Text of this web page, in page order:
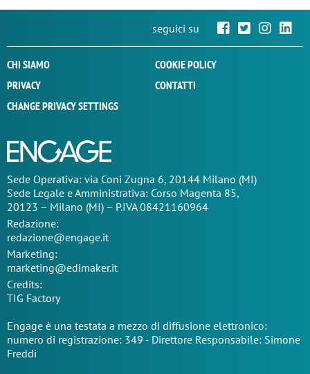
seguici su
CHI SIAMO
COOKIE POLICY
PRIVACY
CONTATTI
CHANGE PRIVACY SETTINGS
Sede Operativa: via Coni Zugna 6, 20144 Milano (MI)
Sede Legale e Amministrativa: Corso Magenta 85,
20123 – Milano (MI) – P.IVA 08421160964
Redazione:
redazione@engage.it
Marketing:
marketing@edimaker.it
Credits:
TIG Factory
Engage è una testata a mezzo di diffusione elettronico:
numero di registrazione: 349 - Direttore Responsabile: Simone
Freddi